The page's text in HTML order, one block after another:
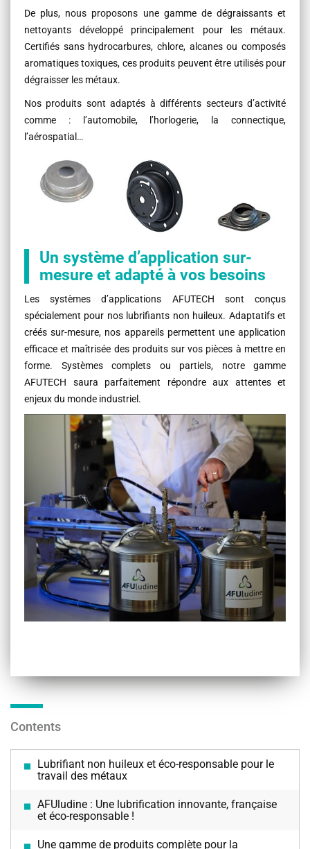
De plus, nous proposons une gamme de dégraissants et
nettoyants développé principalement pour les métaux.
Certifiés sans hydrocarbures, chlore, alcanes ou composés
aromatiques toxiques, ces produits peuvent être utilisés pour
dégraisser les métaux.
Nos produits sont adaptés à différents secteurs d’activité
comme : l’automobile, l’horlogerie, la connectique,
l’aérospatial…
Un système d’application sur-
mesure et adapté à vos besoins
Les systèmes d’applications AFUTECH sont conçus
spécialement pour nos lubrifiants non huileux. Adaptatifs et
créés sur-mesure, nos appareils permettent une application
efficace et maîtrisée des produits sur vos pièces à mettre en
forme. Systèmes complets ou partiels, notre gamme
AFUTECH saura parfaitement répondre aux attentes et
enjeux du monde industriel.
Contents
Lubrifiant non huileux et éco-responsable pour le
travail des métaux
AFUludine : Une lubrification innovante, française
et éco-responsable !
Une gamme de produits complète pour la